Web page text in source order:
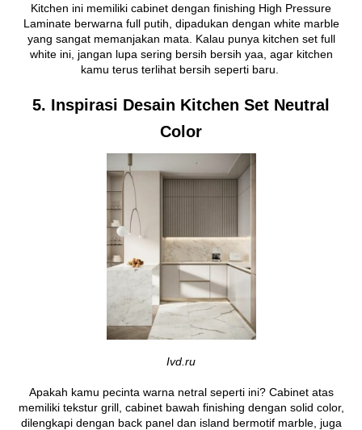
Kitchen ini memiliki cabinet dengan finishing High Pressure
Laminate berwarna full putih, dipadukan dengan white marble
yang sangat memanjakan mata. Kalau punya kitchen set full
white ini, jangan lupa sering bersih bersih yaa, agar kitchen
kamu terus terlihat bersih seperti baru.
5. Inspirasi Desain Kitchen Set Neutral
Color
Ivd.ru
Apakah kamu pecinta warna netral seperti ini? Cabinet atas
memiliki tekstur grill, cabinet bawah finishing dengan solid color,
dilengkapi dengan back panel dan island bermotif marble, juga